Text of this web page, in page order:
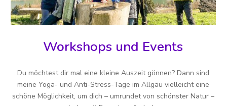
Workshops und Events
Du möchtest dir mal eine kleine Auszeit gönnen? Dann sind
meine Yoga- und Anti-Stress-Tage im Allgäu vielleicht eine
schöne Möglichkeit, um dich – umrundet von schönster Natur –